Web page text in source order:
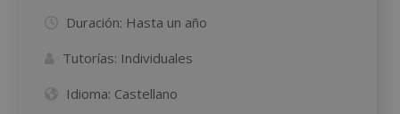
Duración: Hasta un año
Tutorías: Individuales
Idioma: Castellano